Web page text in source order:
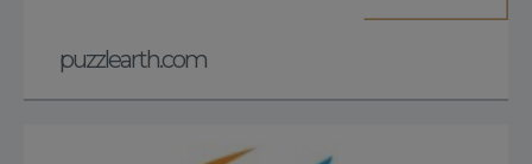
puzzlearth.com